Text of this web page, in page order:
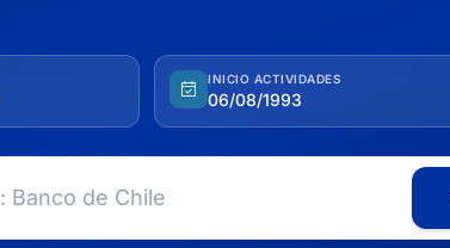
INICIO ACTIVIDADES
06/08/1993